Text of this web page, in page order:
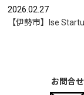
2026.02.27
お問合せ